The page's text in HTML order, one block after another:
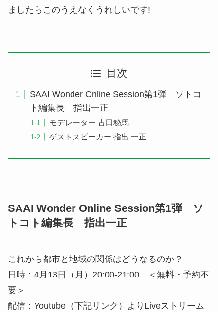
ましたらこのうえなくうれしいです!
目次
SAAI Wonder Online Session第1弾 ソトコ
ト編集長 指出一正
モデレーター 古田秘馬
ゲストスピーカー 指出 一正
SAAI Wonder Online Session第1弾 ソ
トコト編集長 指出一正
これから都市と地域の関係はどうなるのか？
日時：4月13日（月）20:00-21:00 ＜無料・予約不
要＞
配信：Youtube（下記リンク）よりLiveストリーム